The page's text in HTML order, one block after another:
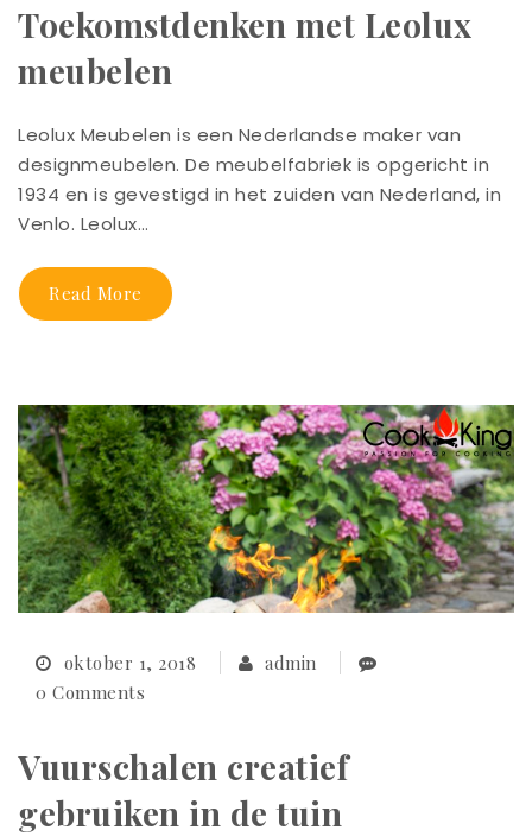
Toekomstdenken met Leolux
meubelen
Leolux Meubelen is een Nederlandse maker van
designmeubelen. De meubelfabriek is opgericht in
1934 en is gevestigd in het zuiden van Nederland, in
Venlo. Leolux…
Read More
oktober 1, 2018
admin
0 Comments
Vuurschalen creatief
gebruiken in de tuin